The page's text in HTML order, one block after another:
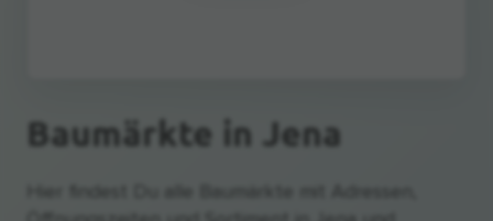
Baumärkte in Jena